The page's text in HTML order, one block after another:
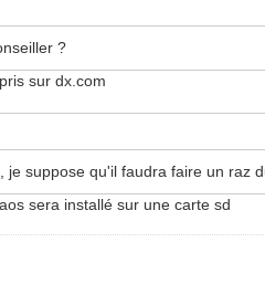
?
sur dx.com
suppose qu'il faudra faire un raz
sera installé sur une carte sd